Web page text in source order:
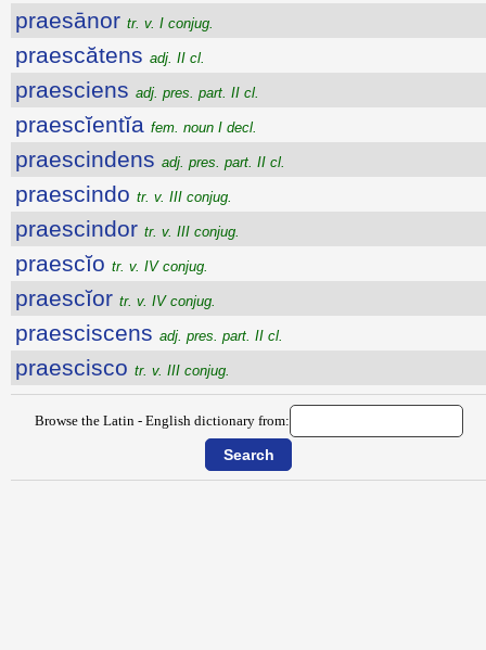
praesānor tr. v. I conjug.
praescătens adj. II cl.
praesciens adj. pres. part. II cl.
praescĭentĭa fem. noun I decl.
praescindens adj. pres. part. II cl.
praescindo tr. v. III conjug.
praescindor tr. v. III conjug.
praescĭo tr. v. IV conjug.
praescĭor tr. v. IV conjug.
praesciscens adj. pres. part. II cl.
praescisco tr. v. III conjug.
Browse the Latin - English dictionary from: